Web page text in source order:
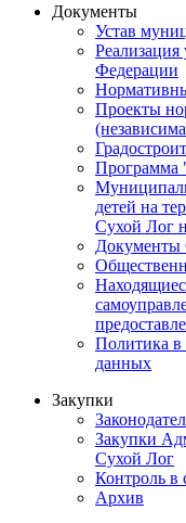
Документы
Устав
Реализация
Федерации
Проекты
Программа
детей на
Сухой Лог
Документы
Политика в
данных
Закупки
Закупки
Сухой Лог
Контроль в
Архив